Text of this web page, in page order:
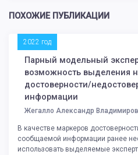
ПОХОЖИЕ ПУБЛИКАЦИИ
2022 год
Парный модельный
возможность выделения
достоверности/
информации
Жегалло Александр
В качестве маркеров
сообщаемой информации ранее
использовать выделяемые